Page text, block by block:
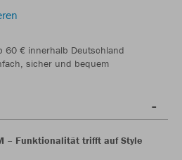
60 € innerhalb Deutschland
sicher und bequem
– Funktionalität trifft auf Style